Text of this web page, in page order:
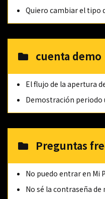
Quiero cambiar el tipo
cuenta demo
El flujo de la apertura
Demostración periodo
Preguntas
No puedo entrar en Mi
No sé la contraseña de